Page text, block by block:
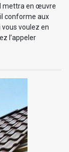
mettra en œuvre
conforme aux
voulez en
l’appeler